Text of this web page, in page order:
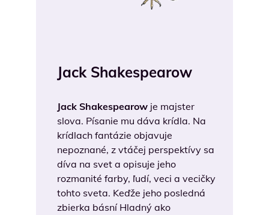
Jack Shakespearow
Jack Shakespearow je majster
slova. Písanie mu dáva krídla. Na
krídlach fantázie objavuje
nepoznané, z vtáčej perspektívy sa
díva na svet a opisuje jeho
rozmanité farby, ľudí, veci a vecičky
tohto sveta. Keďže jeho posledná
zbierka básní Hladný ako